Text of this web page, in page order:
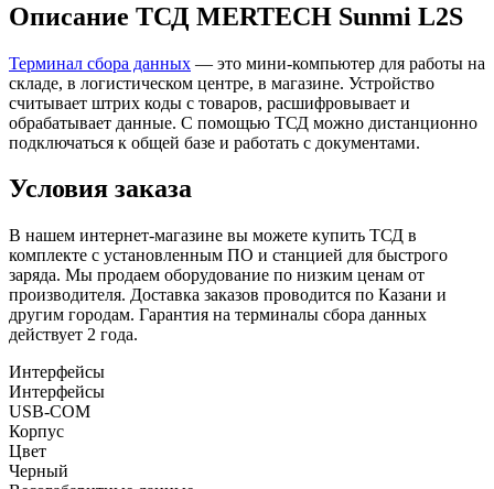
Описание ТСД MERTECH Sunmi L2S
Терминал сбора данных — это мини-компьютер для работы на
складе, в логистическом центре, в магазине. Устройство
считывает штрих коды с товаров, расшифровывает и
обрабатывает данные. С помощью ТСД можно дистанционно
подключаться к общей базе и работать с документами.
Условия заказа
В нашем интернет-магазине вы можете купить ТСД в
комплекте с установленным ПО и станцией для быстрого
заряда. Мы продаем оборудование по низким ценам от
производителя. Доставка заказов проводится по Казани и
другим городам. Гарантия на терминалы сбора данных
действует 2 года.
Интерфейсы
Интерфейсы
USB-COM
Корпус
Цвет
Черный